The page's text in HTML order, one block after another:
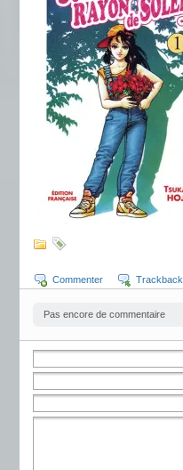
Commenter Trackback
Pas encore de commentaire